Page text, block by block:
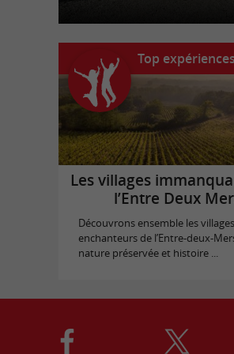
Top expériences
Les villages
l’Entre Deux
Découvrons ensemble les villages
enchanteurs de l’Entre-deux-
nature préservée et histoire ...